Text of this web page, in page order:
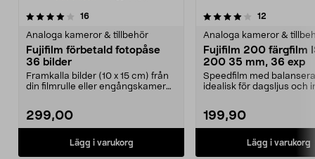
16recensioner
Analoga kameror & tillbehör
Fujifilm förbetald fotopåse
36 bilder
Framkalla bilder (10 x 15 cm) från
din filmrulle eller engångskamera.
299,00
Lägg i varukorg
4.0 av 5 stjärnor 12
Analoga kameror &
Fujifilm 200 färgfilm
200 35 mm, 36 exp
Speedfilm med
idealisk för dagsljus och
199,90
Lägg i varukorg
0.0 av 5 stjärnor